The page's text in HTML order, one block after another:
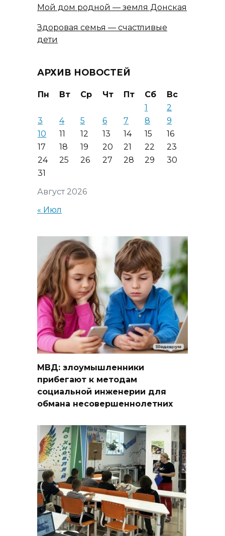
Мой дом родной — земля Донская
Здоровая семья — счастливые
дети
АРХИВ НОВОСТЕЙ
Август 2026
Пн Вт Ср Чт Пт Сб
Вс
1
2
3
4 5 6 7 8
9
10
11 12 13 14 15
16
17
18 19 20 21 22
23
24
25 26 27 28 29
30
31
« Июл
МВД: злоумышленники
прибегают к методам
социальной инженерии для
обмана несовершеннолетних